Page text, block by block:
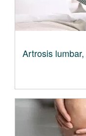
Artrosis